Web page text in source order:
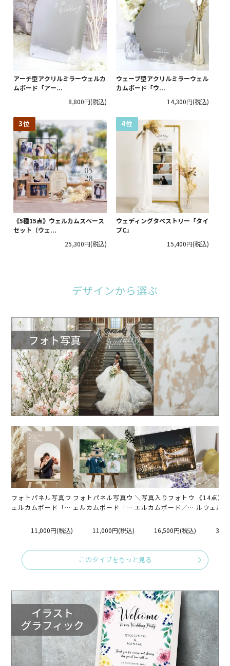
アーチ型アクリルミラーウェルカ
ムボード「アー...
8,800円(税込)
ウェーブ型アクリルミラーウェル
カムボード「ウ...
14,300円(税込)
《5種15点》ウェルカムスペース
セット（ウェ...
25,300円(税込)
ウェディングタペストリー「タイ
プC」
15,400円(税込)
デザインから選ぶ
フォトパネル写真ウ
ェルカムボード「ア
11,000円(税込)
フォトパネル写真ウ
ェルカムボード「デ
11,000円(税込)
＼写真入りフォトウ
エルカムボード／1
（A2サイズ）
16,500円(税込)
《14点》
ルウェル
スペース
このタイプをもっと見る